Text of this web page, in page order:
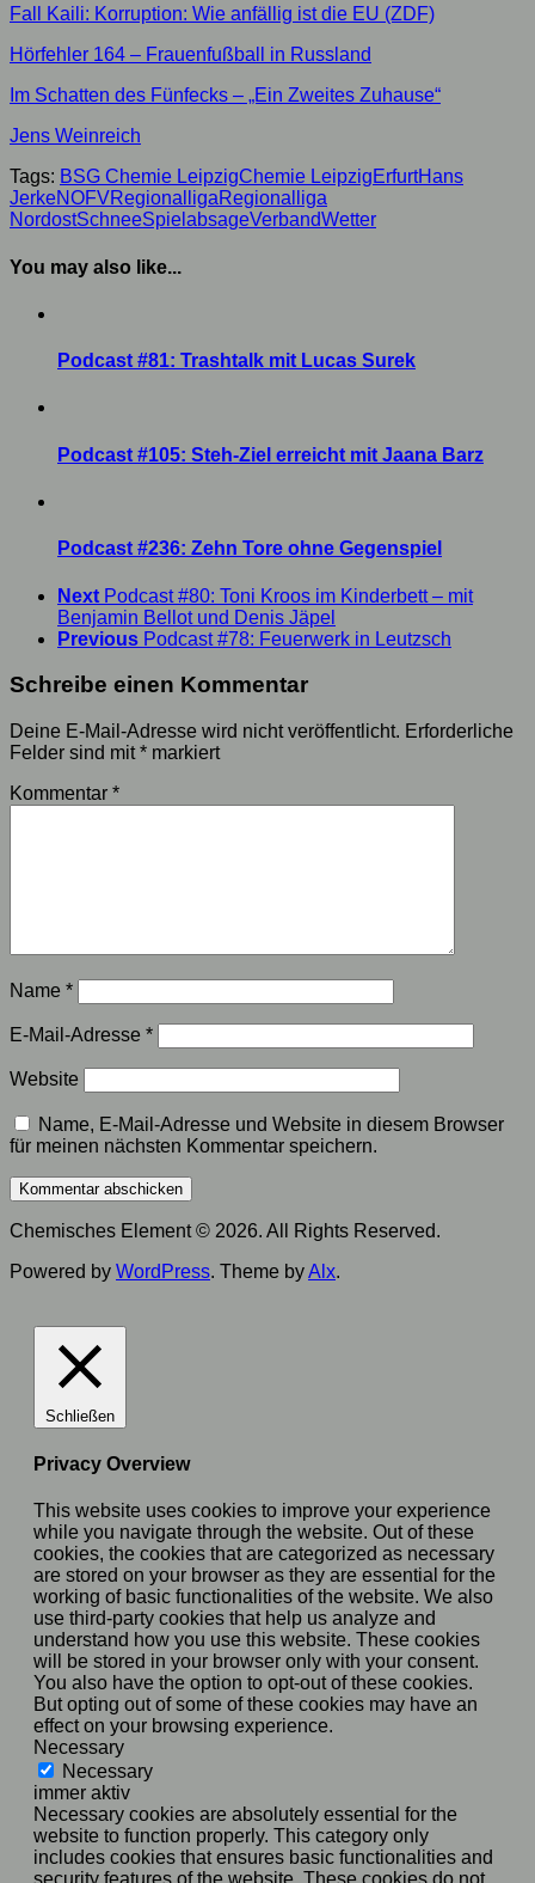
Fall Kaili: Korruption: Wie anfällig ist die EU (ZDF)
Hörfehler 164 – Frauenfußball in Russland
Im Schatten des Fünfecks – „Ein Zweites Zuhause“
Jens Weinreich
Tags: BSG Chemie LeipzigChemie LeipzigErfurtHans
JerkeNOFVRegionalligaRegionalliga
NordostSchneeSpielabsageVerbandWetter
You may also like...
Podcast #81: Trashtalk mit Lucas Surek
Podcast #105: Steh-Ziel erreicht mit Jaana Barz
Podcast #236: Zehn Tore ohne Gegenspiel
Next Podcast #80: Toni Kroos im Kinderbett – mit
Benjamin Bellot und Denis Jäpel
Previous Podcast #78: Feuerwerk in Leutzsch
Schreibe einen Kommentar
Deine E-Mail-Adresse wird nicht veröffentlicht. Erforderliche
Felder sind mit* markiert
Kommentar *
Name *
E-Mail-Adresse *
Website
Name, E-Mail-Adresse und Website in diesem Browser
für meinen nächsten Kommentar speichern.
Chemisches Element © 2026. All Rights Reserved.
Powered by WordPress. Theme byAlx.
Schließen
Privacy Overview
This website uses cookies to improve your experience
while you navigate through the website. Out of these
cookies, the cookies that are categorized as necessary
are stored on your browser as they are essential for the
working of basic functionalities of the website. We also
use third-party cookies that help us analyze and
understand how you use this website. These cookies
will be stored in your browser only with your consent.
You also have the option to opt-out of these cookies.
But opting out of some of these cookies may have an
effect on your browsing experience.
Necessary
Necessary
immer aktiv
Necessary cookies are absolutely essential for the
website to function properly. This category only
includes cookies that ensures basic functionalities and